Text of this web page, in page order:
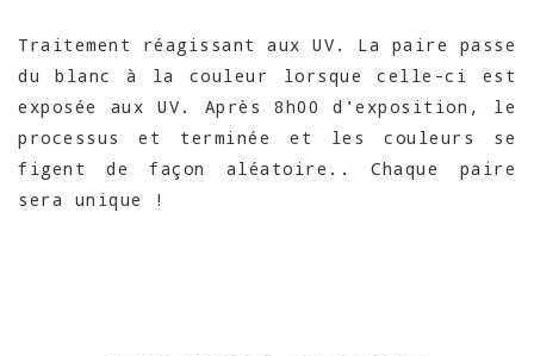
Traitement réagissant aux UV. La paire passe
du blanc à la couleur lorsque celle-ci est
exposée aux UV. Après 8h00 d'exposition, le
processus et terminée et les couleurs se
figent de façon aléatoire.. Chaque paire
sera unique !